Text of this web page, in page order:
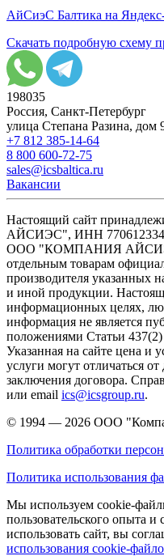
АйСиэС Балтика на
Скачать подробную схему
198035
Россия, Санкт-Петербург
улица Степана Разина, дом
+7 812 385-14-64
8 800 600-72-75
sales@icsbaltica.ru
Вакансии
Настоящий сайт
АЙСИЭС", ИНН
ООО "КОМПАНИЯ АЙСИЭС"
отдельным товарам
производителя указанных
и иной продукции.
информационных целях,
информация не является
положениями Статьи
Указанная на сайте цена и
услуги могут отличаться
заключения договора.
или email ics@icsgroup.ru.
© 1994 — 2026 ООО
Политика обработки
Политика использования
Мы используем cookie-
пользовательского опыта
использовать сайт, вы
использования cookie-